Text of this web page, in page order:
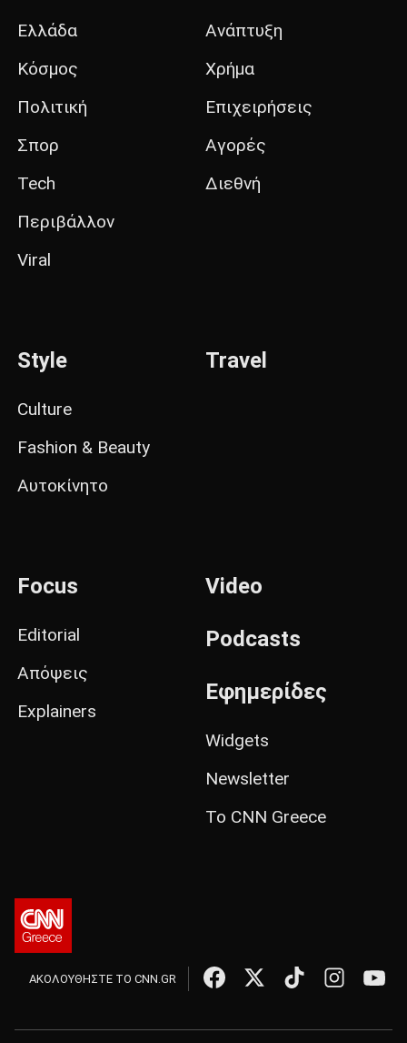
Ελλάδα
Κόσμος
Πολιτική
Σπορ
Tech
Περιβάλλον
Viral
Ανάπτυξη
Χρήμα
Επιχειρήσεις
Αγορές
Διεθνή
Style
Culture
Fashion & Beauty
Αυτοκίνητο
Travel
Focus
Editorial
Απόψεις
Explainers
Video
Podcasts
Εφημερίδες
Widgets
Newsletter
Το CNN Greece
ΑΚΟΛΟΥΘΗΣΤΕ ΤΟ CNN.GR